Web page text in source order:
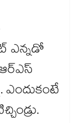
ఎన్నడో